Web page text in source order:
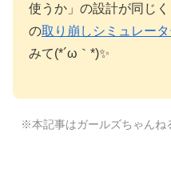
使うか」の設計が同じ
の取り崩しシミュレータ
みて(*´ω｀*)✨
※本記事はガールズちゃんね